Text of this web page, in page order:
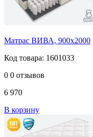
Матрас ВИВА, 900х2000
Код товара: 1601033
0 0 отзывов
6 970
В корзину